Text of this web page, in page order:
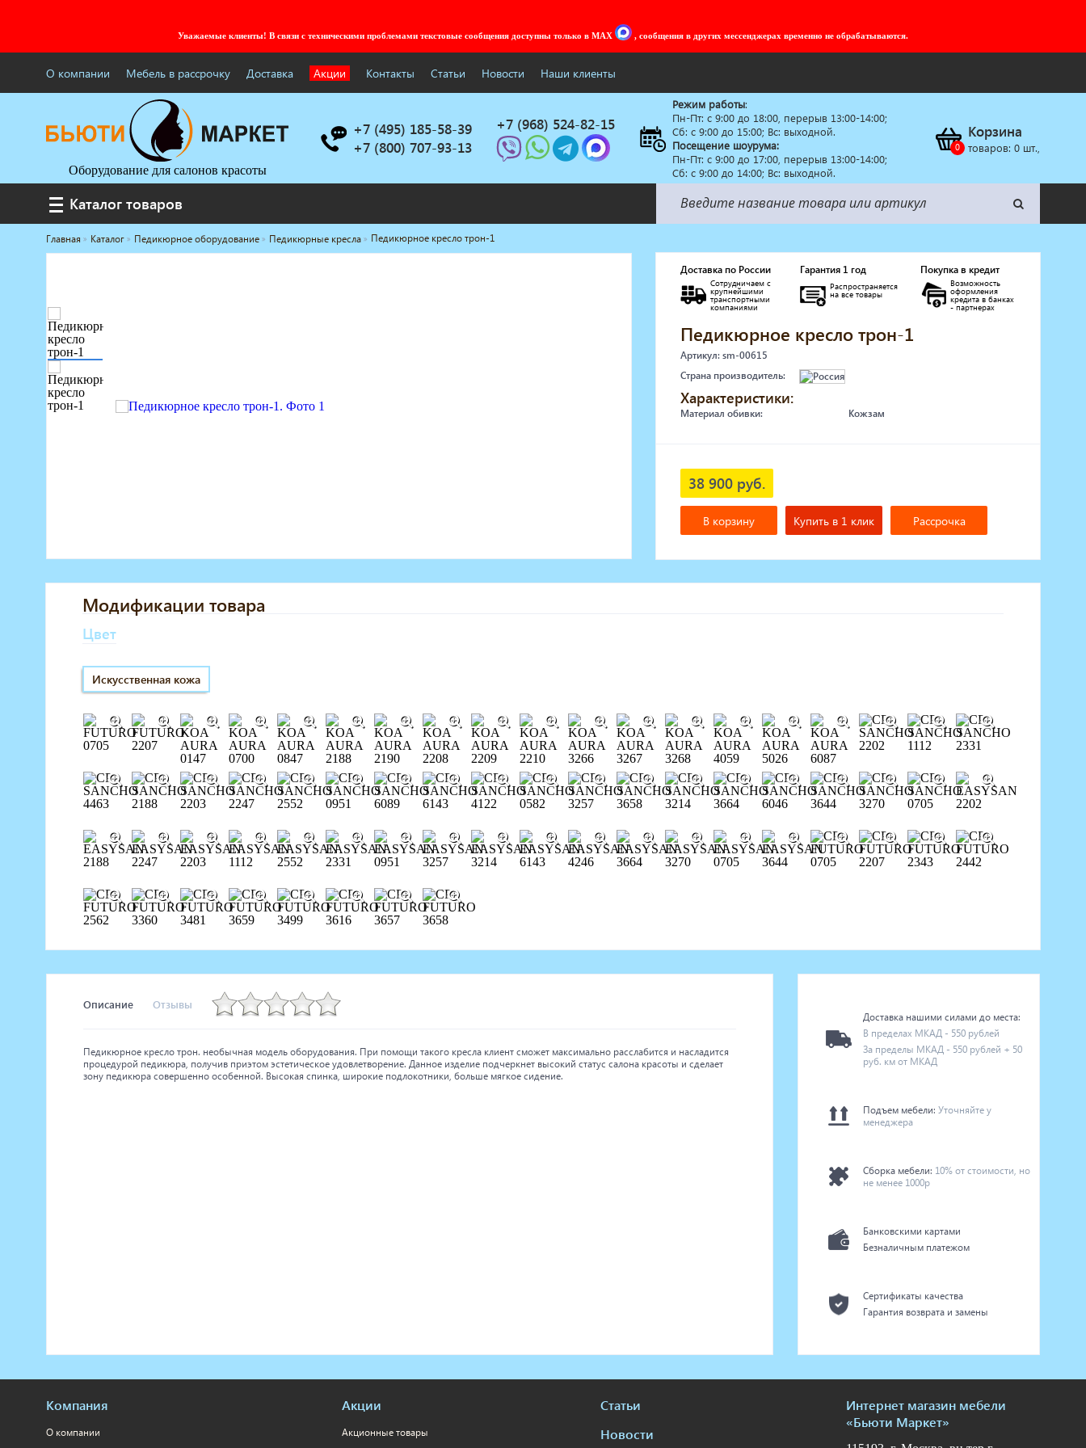
Уважаемые клиенты! В связи с техническими проблемами текстовые сообщения доступны только в MAX , сообщения в других мессенджерах временно не обрабатываются.
О компании Мебель в рассрочку Доставка Акции Контакты Статьи Новости Наши клиенты
Оборудование для салонов красоты
+7 (495) 185-58-39
+7 (800) 707-93-13
+7 (968) 524-82-15
Режим работы:
Пн-Пт: c 9:00 до 18:00, перерыв 13:00-14:00;
Сб: с 9:00 до 15:00; Вс: выходной.
Посещение шоурума:
Пн-Пт: c 9:00 до 17:00, перерыв 13:00-14:00;
Сб: с 9:00 до 14:00; Вс: выходной.
Корзина
товаров: 0шт.,
Каталог товаров
Каталог товаров
Услуги под ключ
удостоверением
Косметологическое оборудование
Маникюрное оборудование
Педикюрное оборудование
Массажное и SPA оборудование
Солярии
Мебель в стиле Лофт
Доставка за один день
Главная Каталог Педикюрное оборудование Педикюрные кресла Педикюрное кресло трон-1
Доставка по России
Сотрудничаем с
крупнейшими
транспортными
компаниями
Гарантия 1 год
Распространяется
на все товары
Покупка в кредит
Возможность
оформления
кредита в банках
- партнерах
Педикюрное кресло трон-1
Артикул: sm-00615
Страна производитель:
Характеристики:
Материал обивки: Кожзам
38 900 руб.
В корзину Купить в 1 клик Рассрочка
Модификации товара
Цвет
Искусственная кожа
Описание Отзывы
Педикюрное кресло трон. необычная модель оборудования. При помощи такого кресла клиент сможет максимально расслабится и насладится
процедурой педикюра, получив приэтом эстетическое удовлетворение. Данное изделие подчеркнет высокий статус салона красоты и сделает
зону педикюра совершенно особенной. Высокая спинка, широкие подлокотники, больше мягкое сидение.
Доставка нашими силами до места:
В пределах МКАД - 550 рублей
За пределы МКАД - 550 рублей + 50
руб. км от МКАД
Подъем мебели: Уточняйте у
менеджера
Сборка мебели: 10% от стоимости, но
не менее 1000р
Банковскими картами
Безналичным платежом
Сертификаты качества
Гарантия возврата и замены
Компания
О компании
Акции
Акционные товары
Статьи
Новости
Интернет магазин мебели
«Бьюти Маркет»